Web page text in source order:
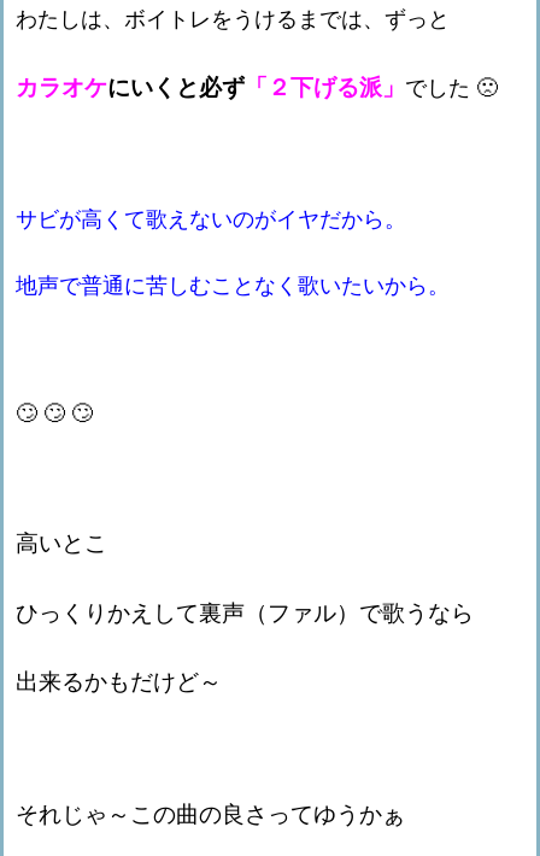
わたしは、ボイトレをうけるまでは、ずっと
カラオケにいくと必ず「２下げる派」 でした 🙁
サビが高くて歌えないのがイヤだから。
地声で普通に苦しむことなく歌いたいから。
🙄 🙄 🙄
高いとこ
ひっくりかえして裏声（ファル）で歌うなら
出来るかもだけど～
それじゃ～この曲の良さってゆうかぁ